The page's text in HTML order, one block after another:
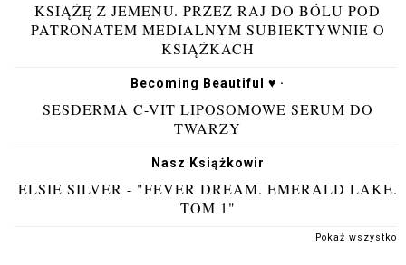
KSIĄŻĘ Z JEMENU. PRZEZ RAJ DO BÓLU POD
PATRONATEM MEDIALNYM SUBIEKTYWNIE O
KSIĄŻKACH
Becoming Beautiful ♥ ·
SESDERMA C-VIT LIPOSOMOWE SERUM DO
TWARZY
Nasz Książkowir
ELSIE SILVER - "FEVER DREAM. EMERALD LAKE.
TOM 1"
Pokaż wszystko